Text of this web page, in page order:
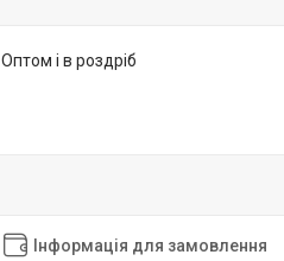
Оптом і в роздріб
Інформація для замовлення